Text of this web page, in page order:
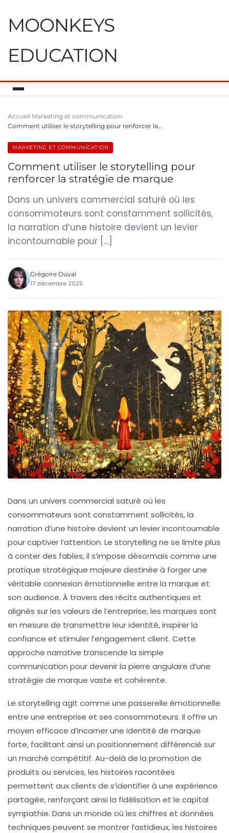
MOONKEYS
EDUCATION
Accueil Marketing et communication
Comment utiliser le storytelling pour renforcer la…
MARKETING ET COMMUNICATION
Comment utiliser le storytelling pour
renforcer la stratégie de marque
Dans un univers commercial saturé où les
consommateurs sont constamment sollicités,
la narration d’une histoire devient un levier
incontournable pour […]
Grégoire Duval
17 décembre 2025
Dans un univers commercial saturé où les
consommateurs sont constamment sollicités, la
narration d’une histoire devient un levier incontournable
pour captiver l’attention. Le storytelling ne se limite plus
à conter des fables, il s’impose désormais comme une
pratique stratégique majeure destinée à forger une
véritable connexion émotionnelle entre la marque et
son audience. À travers des récits authentiques et
alignés sur les valeurs de l’entreprise, les marques sont
en mesure de transmettre leur identité, inspirer la
confiance et stimuler l’engagement client. Cette
approche narrative transcende la simple
communication pour devenir la pierre angulaire d’une
stratégie de marque vaste et cohérente.
Le storytelling agit comme une passerelle émotionnelle
entre une entreprise et ses consommateurs. Il offre un
moyen efficace d’incarner une identité de marque
forte, facilitant ainsi un positionnement différencié sur
un marché compétitif. Au-delà de la promotion de
produits ou services, les histoires racontées
permettent aux clients de s’identifier à une expérience
partagée, renforçant ainsi la fidélisation et le capital
sympathie. Dans un monde où les chiffres et données
techniques peuvent se montrer fastidieux, les histoires